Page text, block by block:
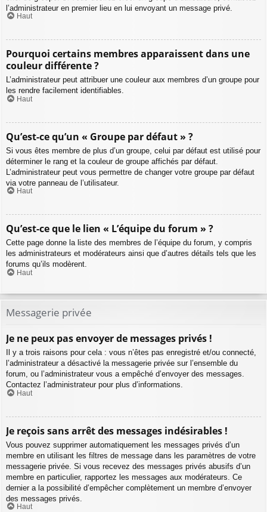
l’administrateur en premier lieu en lui envoyant un message privé.
Haut
Pourquoi certains membres apparaissent dans une
couleur différente ?
L’administrateur peut attribuer une couleur aux membres d’un groupe pour
les rendre facilement identifiables.
Haut
Qu’est-ce qu’un « Groupe par défaut » ?
Si vous êtes membre de plus d’un groupe, celui par défaut est utilisé pour
déterminer le rang et la couleur de groupe affichés par défaut.
L’administrateur peut vous permettre de changer votre groupe par défaut
via votre panneau de l’utilisateur.
Haut
Qu’est-ce que le lien « L’équipe du forum » ?
Cette page donne la liste des membres de l’équipe du forum, y compris
les administrateurs et modérateurs ainsi que d’autres détails tels que les
forums qu’ils modèrent.
Haut
Messagerie privée
Je ne peux pas envoyer de messages privés !
Il y a trois raisons pour cela : vous n’êtes pas enregistré et/ou connecté,
l’administrateur a désactivé la messagerie privée sur l’ensemble du
forum, ou l’administrateur vous a empêché d’envoyer des messages.
Contactez l’administrateur pour plus d’informations.
Haut
Je reçois sans arrêt des messages indésirables !
Vous pouvez supprimer automatiquement les messages privés d’un
membre en utilisant les filtres de message dans les paramètres de votre
messagerie privée. Si vous recevez des messages privés abusifs d’un
membre en particulier, rapportez les messages aux modérateurs. Ce
dernier a la possibilité d’empêcher complètement un membre d’envoyer
des messages privés.
Haut